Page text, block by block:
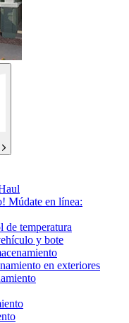
Múdate en línea:
de temperatura
y bote
en exteriores